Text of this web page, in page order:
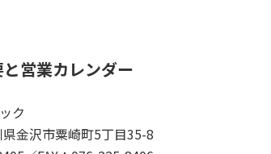
営業カレンダー
ク
金沢市粟崎町5丁目35-8